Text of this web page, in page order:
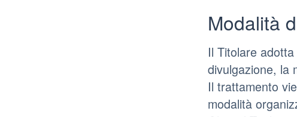
Modalità
Il Titolare
divulgazione, la
Il trattamento
modalità